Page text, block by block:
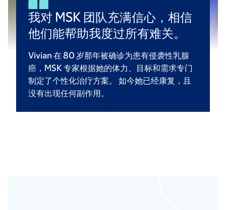
我对 MSK 团队充满信心，相信
他们能帮助我度过所有难关。
Vivian 在 80 岁那年被确诊为患有侵袭性乳腺
癌，MSK 专家根据她的体力、目标和需求专门
制定了个性化治疗方案。 如今她已经康复，且
没有出现任何副作用。